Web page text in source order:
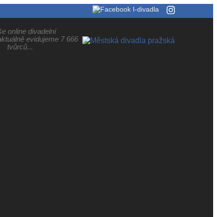
online divadelní
evidujeme 7 666
tvůrců...